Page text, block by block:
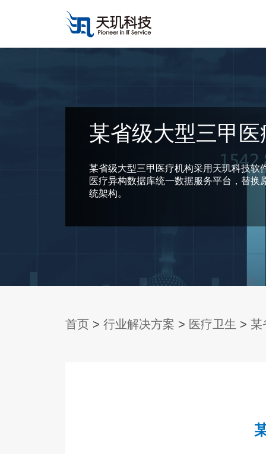
某省级大型三甲
某省级大型三甲医疗机构采用天玑科技软
医疗异构数据库统一数据服务平台，替
统架构。
首页 > 行业解决方案 > 医疗卫生 > 某